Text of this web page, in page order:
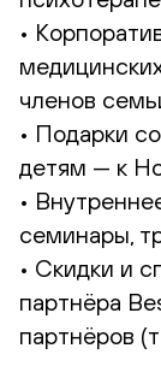
•
членов
• Подарки
детям — к
•
семинары,
• Скидки и
партнёра
партнёров